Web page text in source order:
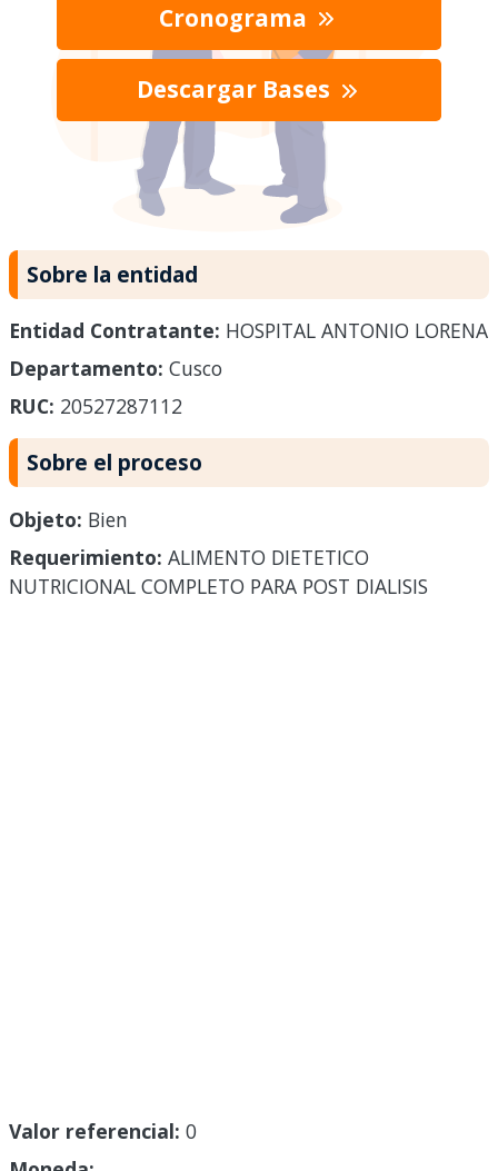
Cronograma
Descargar Bases
Sobre la entidad
Entidad Contratante: HOSPITAL ANTONIO LORENA
Departamento: Cusco
RUC: 20527287112
Sobre el proceso
Objeto: Bien
Requerimiento: ALIMENTO DIETETICO
NUTRICIONAL COMPLETO PARA POST DIALISIS
Valor referencial: 0